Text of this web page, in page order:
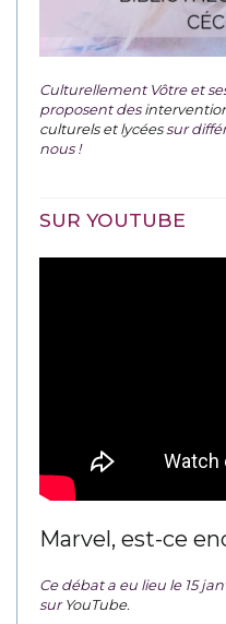
Culturellement Vôtre et
proposent des
culturels et lycéessur
nous !
SUR YOUTUBE
Marvel, est-ce
Ce débat a eu lieu le 15
surYouTube.